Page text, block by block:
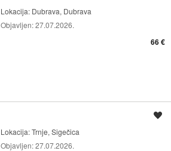
Lokacija: Dubrava, Dubrava
Objavljen:27.07.2026.
66 €
Lokacija:Trnje, Sigečica
Objavljen:27.07.2026.